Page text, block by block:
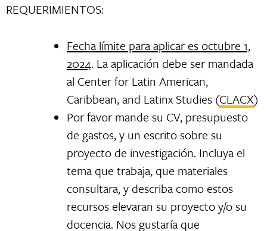
REQUERIMIENTOS:
Fecha límite para aplicar es octubre 1,
2024. La aplicación debe ser mandada
al Center for Latin American,
Caribbean, and Latinx Studies (CLACX)
Por favor mande su CV, presupuesto
de gastos, y un escrito sobre su
proyecto de investigación. Incluya el
tema que trabaja, que materiales
consultara, y describa como estos
recursos elevaran su proyecto y/o su
docencia. Nos gustaría que